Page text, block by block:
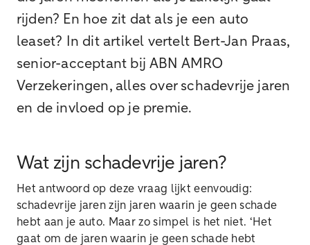
rijden? En hoe zit dat als je een auto
leaset? In dit artikel vertelt Bert-Jan Praas,
senior-acceptant bij ABN AMRO
Verzekeringen, alles over schadevrije jaren
en de invloed op je premie.
Wat zijn schadevrije jaren?
Het antwoord op deze vraag lijkt eenvoudig:
schadevrije jaren zijn jaren waarin je geen schade
hebt aan je auto. Maar zo simpel is het niet. ‘Het
gaat om de jaren waarin je geen schade hebt